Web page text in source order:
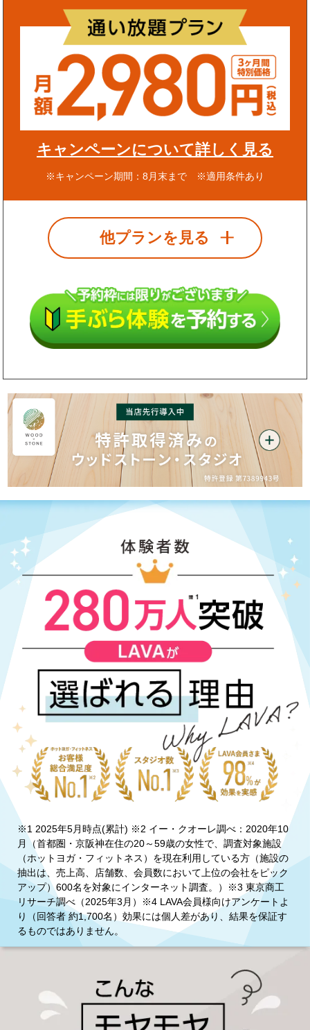
キャンペーンについて詳しく見る
※キャンペーン期間：8月末まで ※適用条件あり
他プランを見る
※1 2025年5月時点(累計) ※2 イー・クオーレ調べ：2020年10
月（首都圏・京阪神在住の20～59歳の女性で、調査対象施設
（ホットヨガ・フィットネス）を現在利用している方（施設の
抽出は、売上高、店舗数、会員数において上位の会社をピック
アップ）600名を対象にインターネット調査。）※3 東京商工
リサーチ調べ（2025年3月）※4 LAVA会員様向けアンケートよ
り（回答者 約1,700名）効果には個人差があり、結果を保証す
るものではありません。